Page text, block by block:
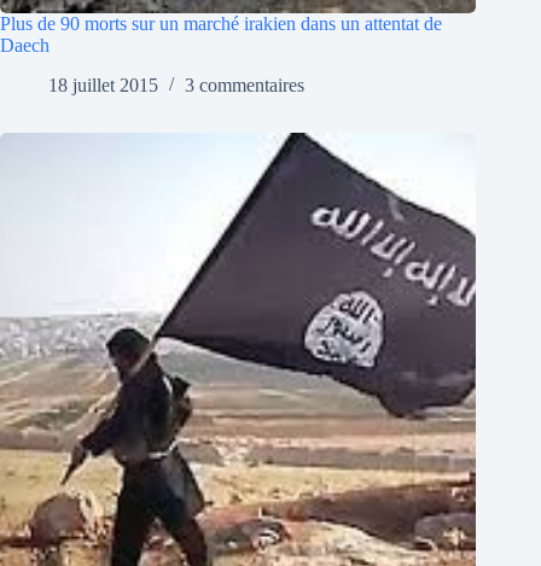
Plus de 90 morts sur un marché irakien dans un attentat de
Daech
18 juillet 2015
3 commentaires